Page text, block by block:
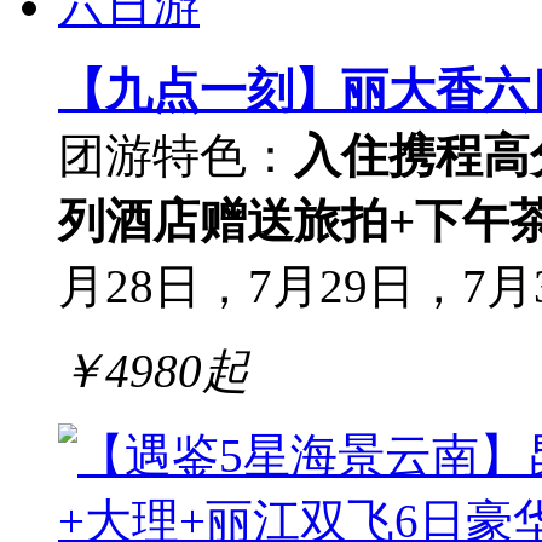
【九点一刻】丽大香
团游特色： 入住携程
列酒店赠送旅拍+下午
月28日，7月29日，7
￥4980起